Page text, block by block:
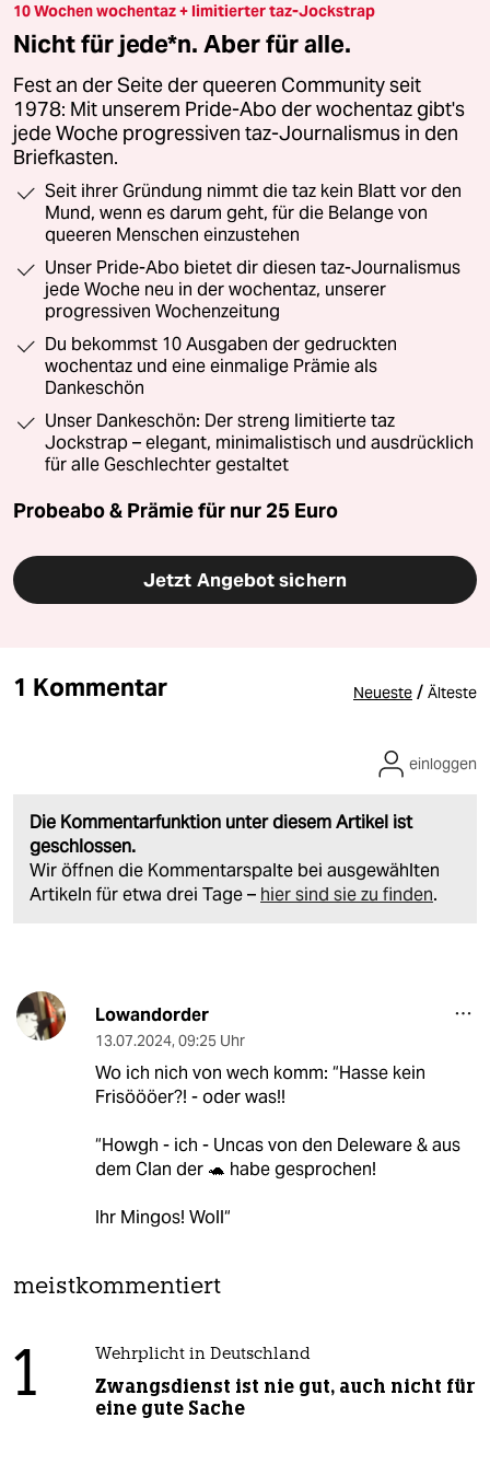
10 Wochen wochentaz + limitierter taz-Jockstrap
Nicht für jede*n. Aber für alle.
Fest an der Seite der queeren Community seit
1978: Mit unserem Pride-Abo der wochentaz gibt's
jede Woche progressiven taz-Journalismus in den
Briefkasten.
Seit ihrer Gründung nimmt die taz kein Blatt vor den
Mund, wenn es darum geht, für die Belange von
queeren Menschen einzustehen
Unser Pride-Abo bietet dir diesen taz-Journalismus
jede Woche neu in der wochentaz, unserer
progressiven Wochenzeitung
Du bekommst 10 Ausgaben der gedruckten
wochentaz und eine einmalige Prämie als
Dankeschön
Unser Dankeschön: Der streng limitierte taz
Jockstrap – elegant, minimalistisch und ausdrücklich
für alle Geschlechter gestaltet
Probeabo & Prämie für nur 25 Euro
Jetzt Angebot sichern
1 Kommentar Neueste / Älteste
Die Kommentarfunktion unter diesem Artikel ist
geschlossen.
Wir öffnen die Kommentarspalte bei ausgewählten
Artikeln für etwa drei Tage – hier sind sie zu finden.
einloggen
Lowandorder
13.07.2024, 09:25 Uhr
Wo ich nich von wech komm: “Hasse kein
Frisöööer?! - oder was!!
“Howgh - ich - Uncas von den Deleware & aus
dem Clan der 🐢 habe gesprochen!
Ihr Mingos! Woll“
meistkommentiert
1 Wehrplicht in Deutschland
Zwangsdienst ist nie gut, auch nicht für
eine gute Sache